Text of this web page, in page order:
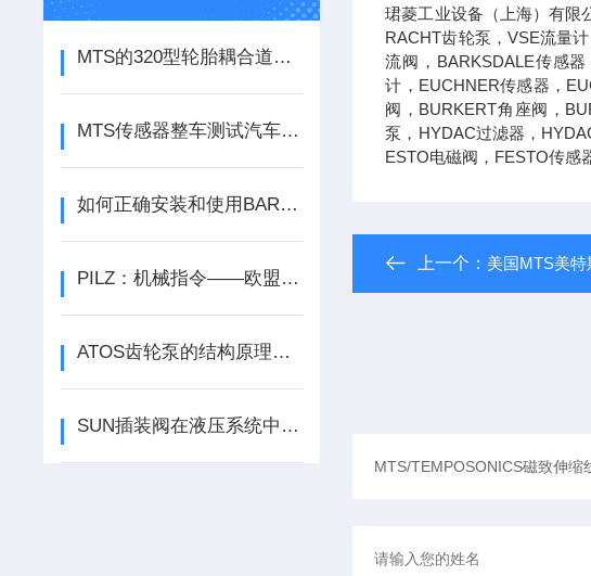
MTS的320型轮胎耦合道路模拟器参数
MTS传感器整车测试汽车技术中心：步入快车道
如何正确安装和使用BARKSDALE液位计？
PILZ：机械指令——欧盟机械法规的新草案已经公布
ATOS齿轮泵的结构原理与液压系统供油性能解析
SUN插装阀在液压系统中的应用
珺菱工业设备（上海）有限
RACHT齿轮泵，VSE流量
流阀，BARKSDALE传感
计，EUCHNER传感器，
阀，BURKERT角座阀，
泵，HYDAC过滤器，
ESTO电磁阀，FESTO传感
上一个： 美国MTS美